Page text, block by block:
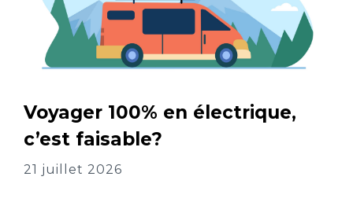
Voyager 100% en électrique,
c’est faisable?
21 juillet 2026